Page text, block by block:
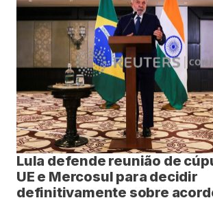
Lula defende reunião de
UE e Mercosul para decidir
definitivamente sobre